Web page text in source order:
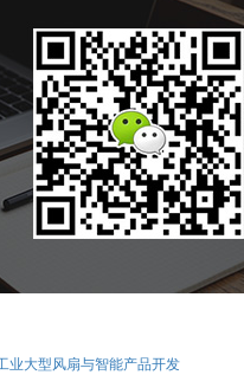
业大型风扇与智能产品开发